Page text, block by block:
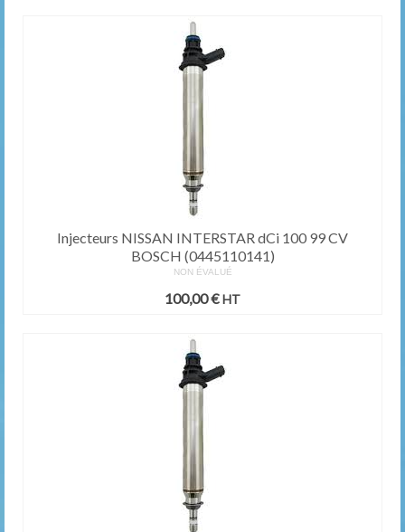
Injecteurs NISSAN INTERSTAR dCi 100 99 CV
BOSCH (0445110141)
NON ÉVALUÉ
100,00€ HT